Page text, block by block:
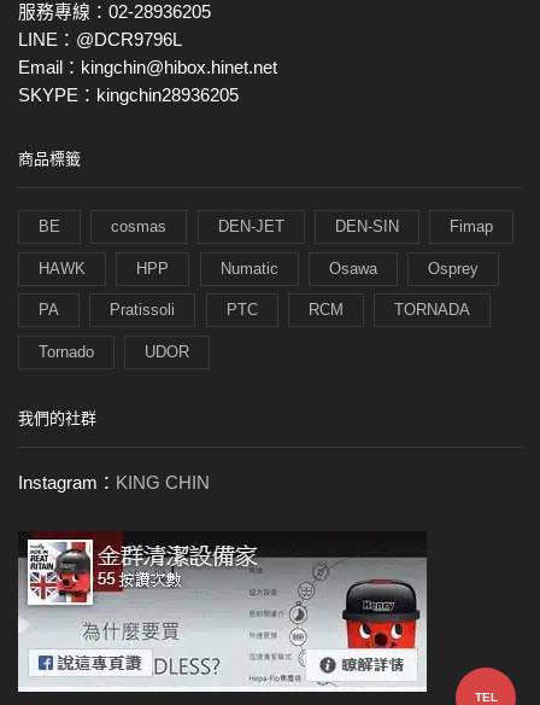
服務專線：02-28936205
LINE：@DCR9796L
Email：kingchin@hibox.hinet.net
SKYPE：kingchin28936205
商品標籤
BE cosmas DEN-JET DEN-SIN Fimap
HAWK HPP Numatic Osawa Osprey
PA Pratissoli PTC RCM TORNADA
Tornado UDOR
我們的社群
Instagram： KING CHIN
TEL